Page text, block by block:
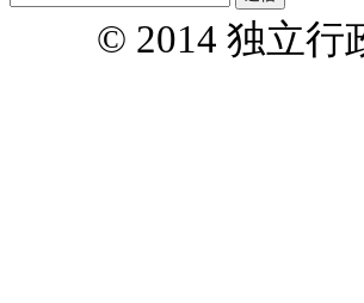
© 2014 独立行